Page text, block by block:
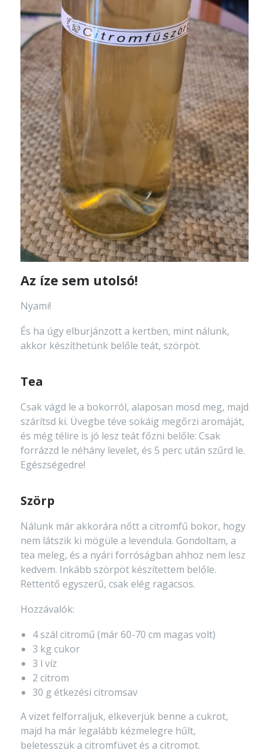
Az íze sem utolsó!
Nyami!
És ha úgy elburjánzott a kertben, mint nálunk,
akkor készíthetünk belőle teát, szörpöt.
Tea
Csak vágd le a bokorról, alaposan mosd meg, majd
szárítsd ki. Üvegbe téve sokáig megőrzi aromáját,
és még télire is jó lesz teát főzni belőle: Csak
forrázzd le néhány levelet, és 5 perc után szűrd le.
Egészségedre!
Szörp
Nálunk már akkorára nőtt a citromfű bokor, hogy
nem látszik ki mögüle a levendula. Gondoltam, a
tea meleg, és a nyári forróságban ahhoz nem lesz
kedvem. Inkább szörpöt készítettem belőle.
Rettentő egyszerű, csak elég ragacsos.
Hozzávalók:
4 szál citromű (már 60-70 cm magas volt)
3 kg cukor
3 l víz
2 citrom
30 g étkezési citromsav
A vizet felforraljuk, elkeverjük benne a cukrot,
majd ha már legalább kézmelegre hűlt,
beletesszük a citromfüvet és a citromot.